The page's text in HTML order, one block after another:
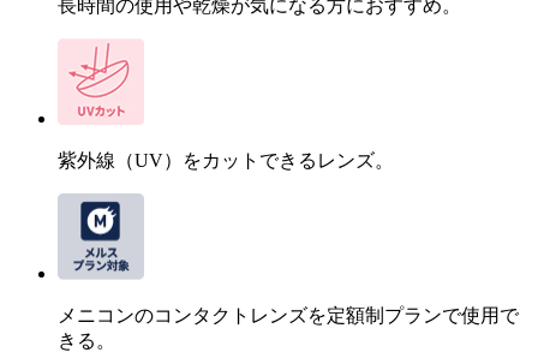
長時間の使用や乾燥が気になる方におすすめ。
紫外線（UV）をカットできるレンズ。
メニコンのコンタクトレンズを定額制プランで使用で
きる。